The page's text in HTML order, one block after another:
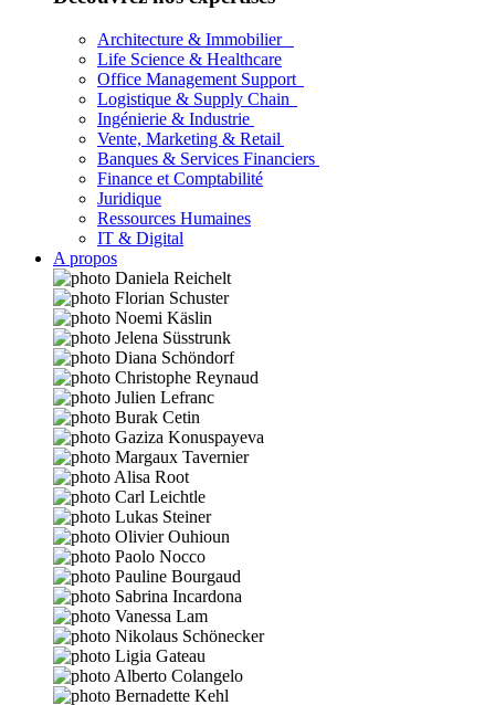
Architecture & Immobilier
Life Science & Healthcare
Office Management Support
Logistique & Supply Chain
Ingénierie & Industrie
Vente, Marketing & Retail
Banques & Services Financiers
Finance et Comptabilité
Juridique
Ressources Humaines
IT & Digital
A propos